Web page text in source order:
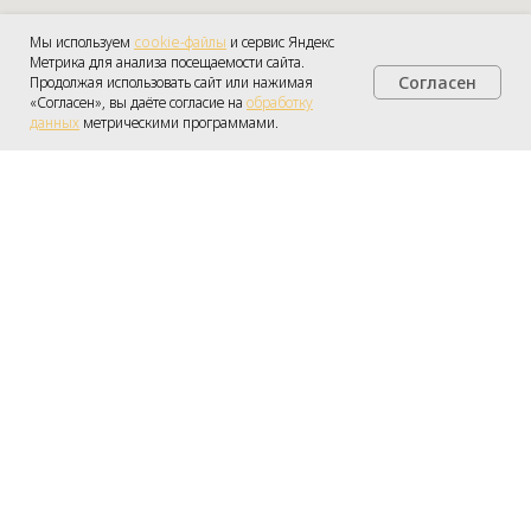
Мы используем cookie-файлы и сервис Яндекс
Метрика для анализа посещаемости сайта.
Продолжая использовать сайт или нажимая
«Согласен», вы даёте согласие на обработку
данных метрическими программами.
Согласен
Получить консультацию